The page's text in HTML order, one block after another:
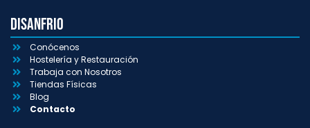
Disanfrio
Conócenos
Hostelería y Restauración
Trabaja con Nosotros
Tiendas Físicas
Blog
Contacto